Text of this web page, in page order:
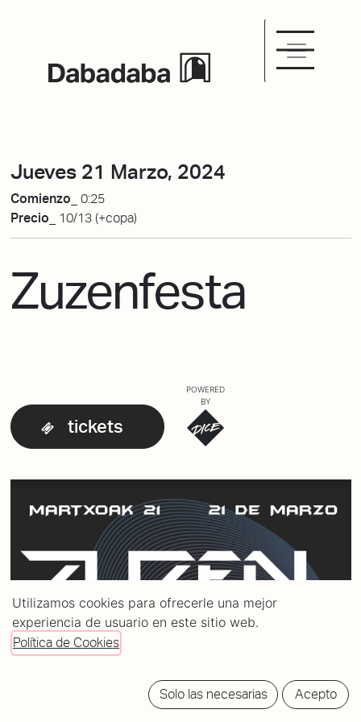
Jueves 21 Marzo, 2024
Comienzo_ 0:25
Precio_
10/13 (+copa)
Zuzenfesta
tickets
POWERED
BY
Utilizamos cookies para ofrecerle una mejor
experiencia de usuario en este sitio web.
Política de Cookies
Solo las necesarias Acepto